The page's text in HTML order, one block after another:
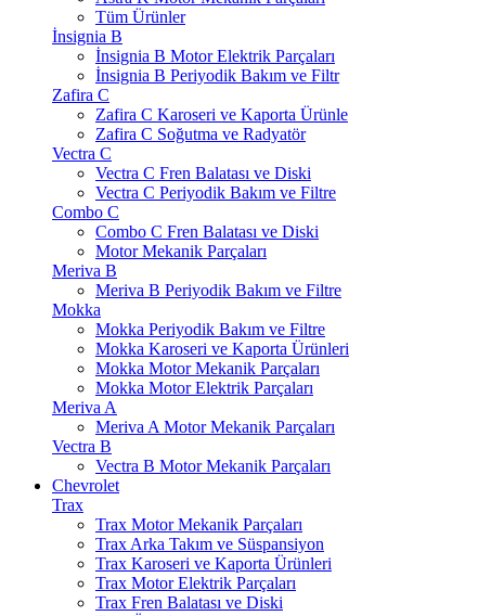
Tüm Ürünler
İnsignia B
İnsignia B Motor Elektrik Parçaları
İnsignia B Periyodik Bakım ve Filtr
Zafira C
Zafira C Karoseri ve Kaporta Ürünle
Zafira C Soğutma ve Radyatör
Vectra C
Vectra C Fren Balatası ve Diski
Vectra C Periyodik Bakım ve Filtre
Combo C
Combo C Fren Balatası ve Diski
Motor Mekanik Parçaları
Meriva B
Meriva B Periyodik Bakım ve Filtre
Mokka
Mokka Periyodik Bakım ve Filtre
Mokka Karoseri ve Kaporta Ürünleri
Mokka Motor Mekanik Parçaları
Mokka Motor Elektrik Parçaları
Meriva A
Meriva A Motor Mekanik Parçaları
Vectra B
Vectra B Motor Mekanik Parçaları
Chevrolet
Trax
Trax Motor Mekanik Parçaları
Trax Arka Takım ve Süspansiyon
Trax Karoseri ve Kaporta Ürünleri
Trax Motor Elektrik Parçaları
Trax Fren Balatası ve Diski